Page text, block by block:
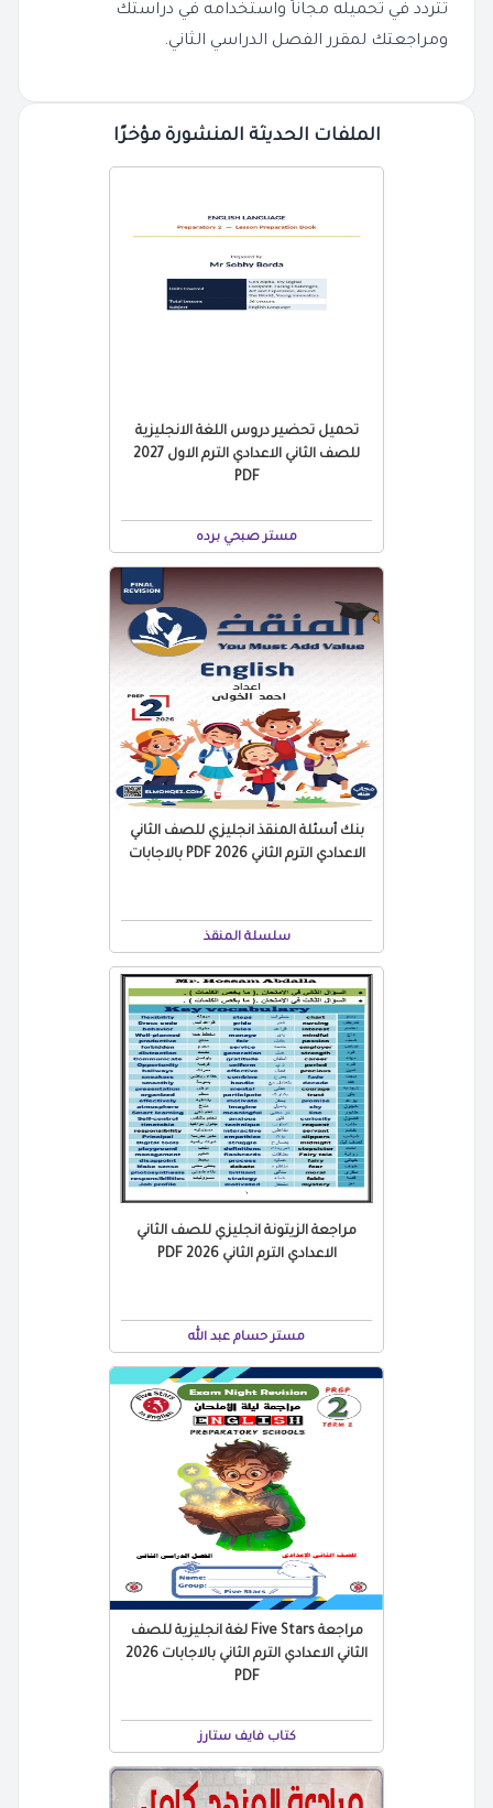
تتردد في تحميله مجاناً واستخدامه في دراستك
ومراجعتك لمقرر الفصل الدراسي الثاني.
الملفات الحديثة المنشورة مؤخرًا
تحميل تحضير دروس اللغة الانجليزية
للصف الثاني الاعدادي الترم الاول 2027
PDF
مستر صبحي برده
بنك أسئلة المنقذ انجليزي للصف الثاني
الاعدادي الترم الثاني 2026 PDF بالاجابات
سلسلة المنقذ
مراجعة الزيتونة انجليزي للصف الثاني
الاعدادي الترم الثاني 2026 PDF
مستر حسام عبد الله
مراجعة Five Stars لغة انجليزية للصف
الثاني الاعدادي الترم الثاني بالاجابات 2026
PDF
كتاب فايف ستارز